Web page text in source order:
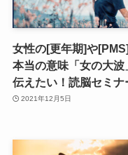
女性の[更年期]や
本当の意味「女の大波
伝えたい！読脳セミナ
2021年12月5日